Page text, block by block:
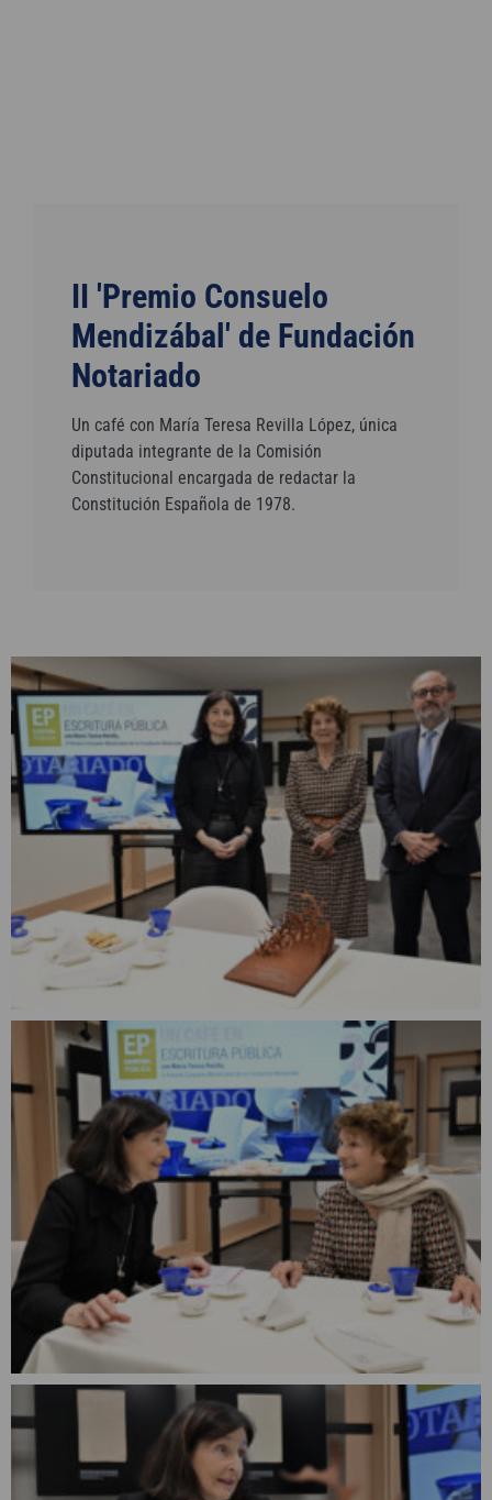
II 'Premio Consuelo
Mendizábal' de Fundación
Notariado
Un café con María Teresa Revilla López, única
diputada integrante de la Comisión
Constitucional encargada de redactar la
Constitución Española de 1978.